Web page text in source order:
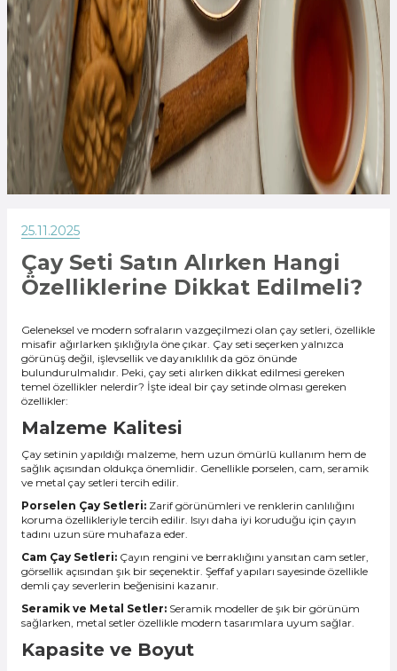
25.11.2025
Çay Seti Satın Alırken Hangi
Özelliklerine Dikkat Edilmeli?
Geleneksel ve modern sofraların vazgeçilmezi olan çay setleri, özellikle
misafir ağırlarken şıklığıyla öne çıkar. Çay seti seçerken yalnızca
görünüş değil, işlevsellik ve dayanıklılık da göz önünde
bulundurulmalıdır. Peki, çay seti alırken dikkat edilmesi gereken
temel özellikler nelerdir? İşte ideal bir çay setinde olması gereken
özellikler:
Malzeme Kalitesi
Çay setinin yapıldığı malzeme, hem uzun ömürlü kullanım hem de
sağlık açısından oldukça önemlidir. Genellikle porselen, cam, seramik
ve metal çay setleri tercih edilir.
Porselen Çay Setleri: Zarif görünümleri ve renklerin canlılığını
koruma özellikleriyle tercih edilir. Isıyı daha iyi koruduğu için çayın
tadını uzun süre muhafaza eder.
Cam Çay Setleri: Çayın rengini ve berraklığını yansıtan cam setler,
görsellik açısından şık bir seçenektir. Şeffaf yapıları sayesinde özellikle
demli çay severlerin beğenisini kazanır.
Seramik ve Metal Setler: Seramik modeller de şık bir görünüm
sağlarken, metal setler özellikle modern tasarımlara uyum sağlar.
Kapasite ve Boyut